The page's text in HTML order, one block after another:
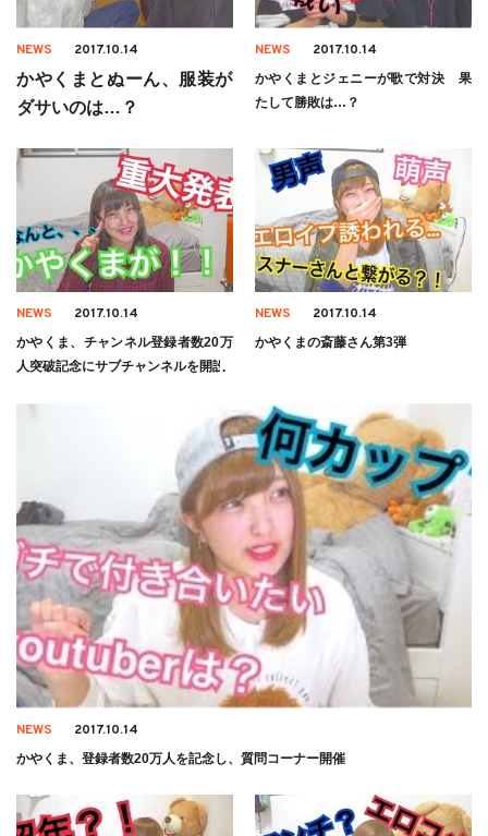
NEWS 2017.10.14
かやくまとぬーん、服装が
ダサいのは…？
NEWS 2017.10.14
かやくまとジェニーが歌で対決 果
たして勝敗は…？
NEWS 2017.10.14
かやくま、チャンネル登録者数20万
人突破記念にサブチャンネルを開設
NEWS 2017.10.14
かやくまの斎藤さん第3弾
NEWS 2017.10.14
かやくま、登録者数20万人を記念し、質問コーナー開催